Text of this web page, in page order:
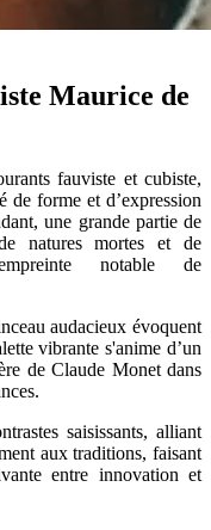
Maurice de
fauviste et cubiste,
de forme et d’expression
une grande partie de
natures mortes et de
notable de
audacieux évoquent
vibrante s'anime d’un
de Claude Monet dans
saisissants, alliant
aux traditions, faisant
entre innovation et